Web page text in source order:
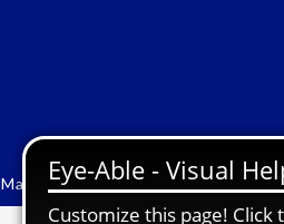
Mannschaften Turngalas